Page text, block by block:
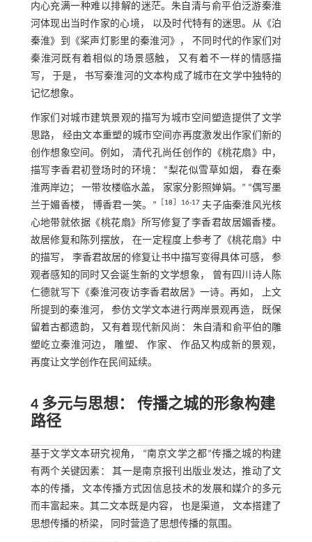
内心充满一种难以排解的迷茫。朱自清与俞平伯泛游秦淮
河体现出当时作家的心境， 以及时代特有的迷思。从《泊
秦淮》到《桨声灯影里的秦淮河》， 不同时代的作家们对
秦淮河既有着相似的场景感触， 又有着不一样的情感描
写， 于是， 书写秦淮河的文本构成了城市在文学中独特的
记忆想象。
作家们对城市建筑景观的描写为城市空间塑造提供了文学
思路， 经由文本重塑的城市空间亦再度激发出作家们新的
创作想象空间。例如， 清代孔尚任创作的《桃花扇》中，
描写李香君初登场时的环境： “梨花似雪草如烟， 春在秦
淮两岸边； 一带妆楼临水盖， 家家分影照婵娟。” “偶写墨
兰于媚香楼， 博香君一笑。”
18 ］16-17 夫子庙秦淮风光核
心地带就依据《桃花扇》所写修复了李香君故居媚香楼。
故居修复和陈列摆放， 在一定程度上参考了《桃花扇》中
的描写， 李香君故居的修复让书中描写变得具体可感， 参
观者感知的同时又会诞生新的文学想象， 曾有四川诗人陈
仁德就写下《秦淮河夜访李香君故居》一诗。再如， 上文
所提到的秦淮河， 参仿文学文本进行两岸景观再造， 既保
留着古都遗韵， 又有着现代新风尚： 朱自清和俞平伯的雕
塑屹立秦淮河边， 雕塑、 作家、 作品又构成新的景观，
再度让文学创作在民间延续。
4 多元与思想： 传播之城的形象构建
路径
基于文学文本研究视角， “南京文学之都”传播之城的构建
有两个关键因素： 其一是南京报刊出版业发达，推动了文
本的传播， 文本传播方式因信息技术的发展和媒介的多元
而丰富起来。其二文本既是内容， 也是渠道， 文本搭建了
思想传播的桥梁， 同时营造了思想传播的氛围。